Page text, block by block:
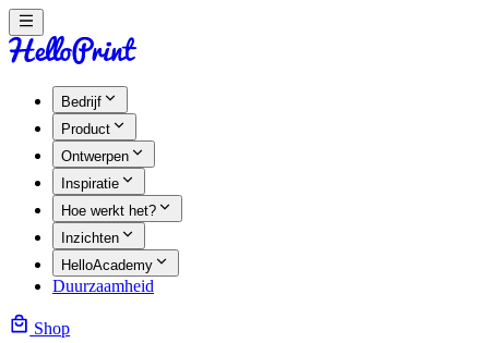
Bedrijf
Product
Ontwerpen
Inspiratie
Hoe werkt het?
Inzichten
HelloAcademy
Duurzaamheid
Shop